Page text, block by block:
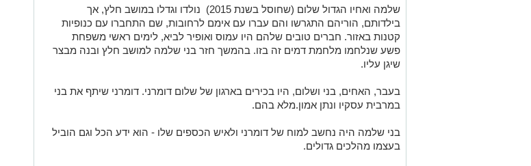
שלמה ואחיו הגדול שלום (שחוסל בשנת 2015) נולדו וגדלו במושב חלץ, אך
בילדותם, הוריהם התגרשו והם עברו עם אימם לרחובות, שם התחברו עם כנופיות
קטנות באזור. חברים טובים שלהם היו עמוס ואופיר לביא, לימים ראשי משפחת
פשע שנלחמו מלחמת דמים זה בזו. בהמשך חזר בני שלמה למושב חלץ ובנה מבצר
שיגן עליו.
בעבר, האחים, בני ושלום, היו בכירים בארגון של שלום דומרני. דומרני שיתף את בני
במרבית עסקיו ונתן אמון.מלא בהם.
בני שלמה היה נחשב למוח של דומרני ולאיש הכספים שלו - הוא ידע הכל וגם הוביל
בעצמו מהלכים גדולים.